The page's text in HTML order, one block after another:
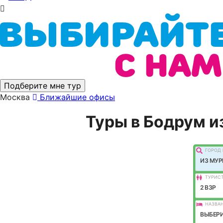
Подберите мне тур
Москва
Ближайшие офисы
Туры в Бодрум
ГОРОД
ИЗ
2 ВЗР